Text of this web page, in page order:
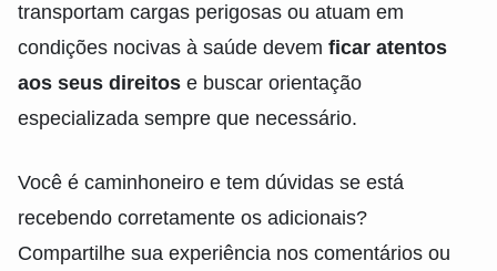
transportam cargas perigosas ou atuam em
condições nocivas à saúde devem ficar atentos
aos seus direitos e buscar orientação
especializada sempre que necessário.
Você é caminhoneiro e tem dúvidas se está
recebendo corretamente os adicionais?
Compartilhe sua experiência nos comentários ou